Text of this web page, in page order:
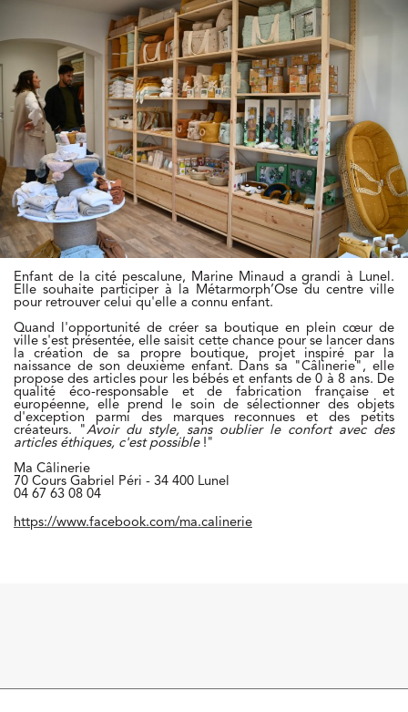
Enfant de la cité pescalune, Marine Minaud a grandi à Lunel.
Elle souhaite participer à la Métarmorph’Ose du centre ville
pour retrouver celui qu'elle a connu enfant.
Quand l'opportunité de créer sa boutique en plein cœur de
ville s'est présentée, elle saisit cette chance pour se lancer dans
la création de sa propre boutique, projet inspiré par la
naissance de son deuxième enfant. Dans sa "Câlinerie", elle
propose des articles pour les bébés et enfants de 0 à 8 ans. De
qualité éco-responsable et de fabrication française et
européenne, elle prend le soin de sélectionner des objets
d'exception parmi des marques reconnues et des petits
créateurs. "Avoir du style, sans oublier le confort avec des
articles éthiques, c'est possible!"
Ma Câlinerie
70 Cours Gabriel Péri - 34 400 Lunel
04 67 63 08 04
https://www.facebook.com/ma.calinerie